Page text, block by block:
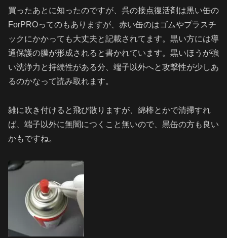
買ったあとに知ったのですが、呉の接点復活剤は黒い缶の
ForPROってのもありますが、赤い缶のはゴムやプラスチ
ックにかかっても大丈夫と記載されてます。黒い方には導
通保護の膜が形成されると書かれています。黒いほうが強
い洗浄力と持続性がある分、端子以外へと攻撃性が少しあ
るのかなって読み取れます。
雑に吹き付けると飛び散りますが、綿棒とかで清掃すれ
ば、端子以外に無闇につくこと無いので、黒缶の方も良い
かもですね。